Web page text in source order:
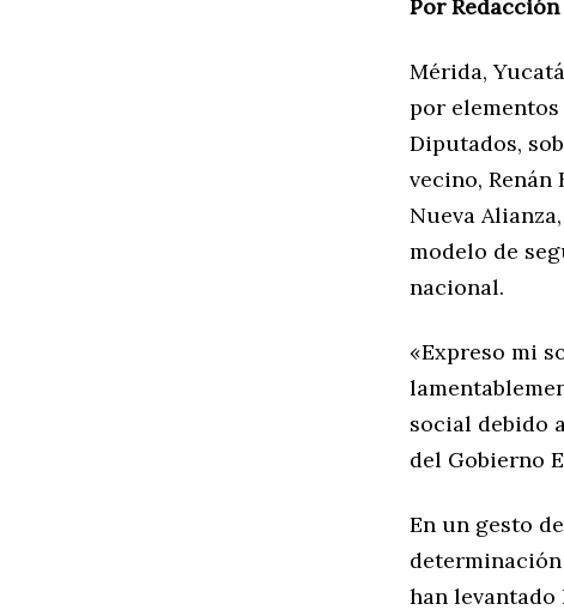
Por Redacción
Mérida,
por elementos
Diputados,
vecino, Renán
Nueva
modelo de
nacional.
«Expreso mi
social debido
del Gobierno
En un gesto
han